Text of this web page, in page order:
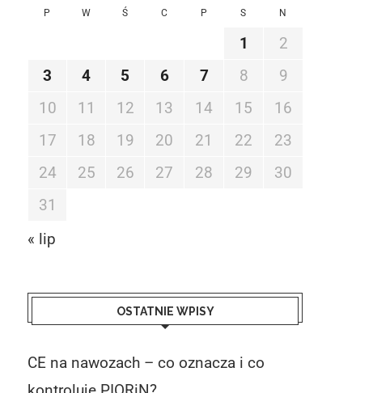
P W Ś C P S N
1
2
3
4 5 6 7 8
9
10
11 12 13 14 15
16
17
18 19 20 21 22
23
24
25 26 27 28 29
30
31
« lip
OSTATNIE WPISY
CE na nawozach – co oznacza i co